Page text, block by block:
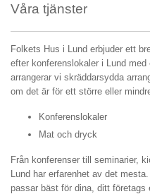
Våra tjänster
Folkets Hus i Lund erbjuder ett
efter konferenslokaler i Lund
arrangerar vi skräddarsydda
om det är för ett större eller
Konferenslokaler
Mat och dryck
Från konferenser till seminarier,
Lund har erfarenhet av det
passar bäst för dina, ditt